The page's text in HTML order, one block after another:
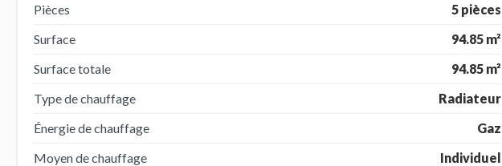
Pièces
5 pièces
Surface
94.85 m²
Surface totale
94.85 m²
Type de chauffage
Radiateur
Énergie de chauffage
Gaz
Moyen de chauffage
Individuel